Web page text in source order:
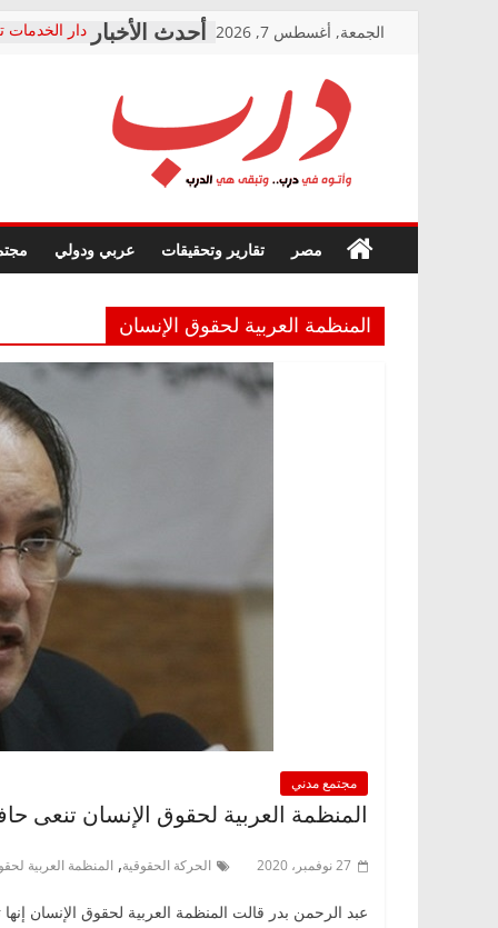
الجمعة, أغسطس 7, 2026
دار الخدمات
معاناة
فرحات
حزب
صور .. اعتماد
الوزاري
إنشاء المبنى
قرينة
حق أصيل
درب
في
درب..
هي
الدرب
مصر تقارير وتحقيقات عربي ودولي
المنظمة العربية لحقوق الإنسان
مجتمع مدني
المنظمة العربية لحقوق الإنسان تنعى
27 نوفمبر، 2020 الحركة الحقوقية, المنظمة العربية
عبد الرحمن بدر قالت المنظمة العربية لحقوق الإنسان